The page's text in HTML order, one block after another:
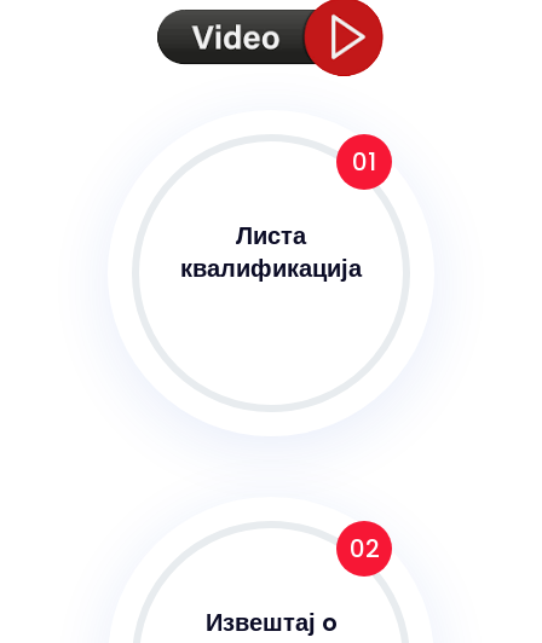
01
Листа
квалификација
02
Извештај o